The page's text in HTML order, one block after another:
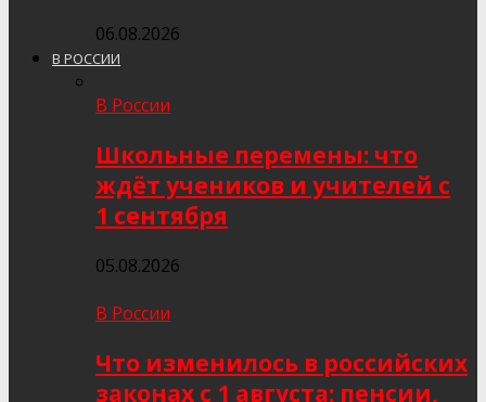
06.08.2026
В РОССИИ
В России
Школьные перемены: что
ждёт учеников и учителей с
1 сентября
05.08.2026
В России
Что изменилось в российских
законах с 1 августа: пенсии,